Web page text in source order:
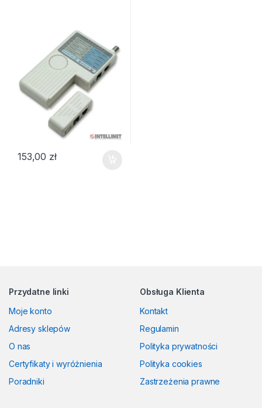
153,00 zł
Przydatne linki
Moje konto
Adresy sklepów
O nas
Certyfikaty i wyróżnienia
Poradniki
Obsługa Klienta
Kontakt
Regulamin
Polityka prywatności
Polityka cookies
Zastrzeżenia prawne